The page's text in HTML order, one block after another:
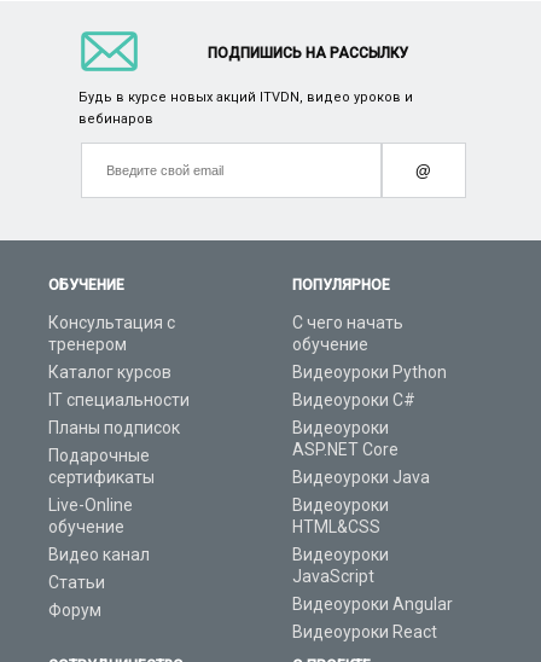
ОБУЧЕНИЕ
Консультация с
тренером
Каталог курсов
IT специальности
Планы подписок
Подарочные
сертификаты
Live-Online
обучение
Видео канал
Статьи
Форум
ПОПУЛЯРНОЕ
С чего начать
обучение
Видеоуроки Python
Видеоуроки C#
Видеоуроки
ASP.NET Core
Видеоуроки Java
Видеоуроки
HTML&CSS
Видеоуроки
JavaScript
Видеоуроки Angular
Видеоуроки React
ПОДПИШИСЬ НА РАССЫЛКУ
Будь в курсе новых акций ITVDN, видео уроков и
вебинаров
@